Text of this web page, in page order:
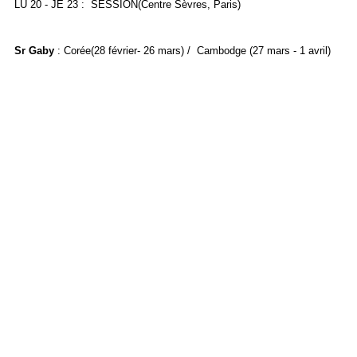
LU 20 - JE 23 : SESSION(Centre Sèvres, Paris)
Sr Gaby : Corée(28 février- 26 mars) / Cambodge (27 mars - 1 avril)